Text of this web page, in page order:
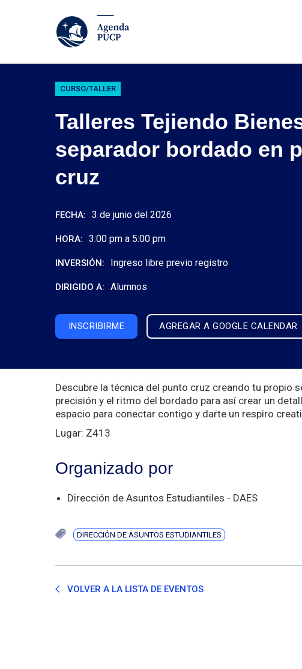
CURSO/TALLER
Talleres Tejiendo
separador bordado en
cruz
FECHA: 3 de junio del 2026
HORA: 3:00 pm a 5:00 pm
INVERSIÓN: Ingreso libre previo registro
DIRIGIDO A: Alumnos
INSCRIBIRME AGREGAR A GOOGLE CALENDAR
Descubre la técnica del punto cruz creando tu propio
precisión y el ritmo del bordado para así crear un
espacio para conectar contigo y darte un respiro
Lugar: Z413
Organizado por
Dirección de Asuntos Estudiantiles - DAES
DIRECCIÓN DE ASUNTOS ESTUDIANTILES
VOLVER A LA LISTA DE EVENTOS